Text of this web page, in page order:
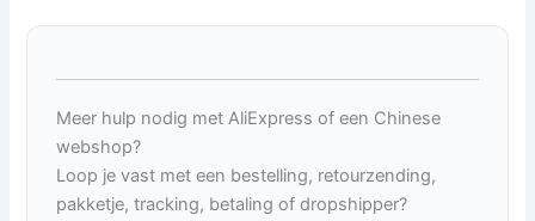
Meer hulp nodig met AliExpress of een Chinese
webshop?
Loop je vast met een bestelling, retourzending,
pakketje, tracking, betaling of dropshipper?